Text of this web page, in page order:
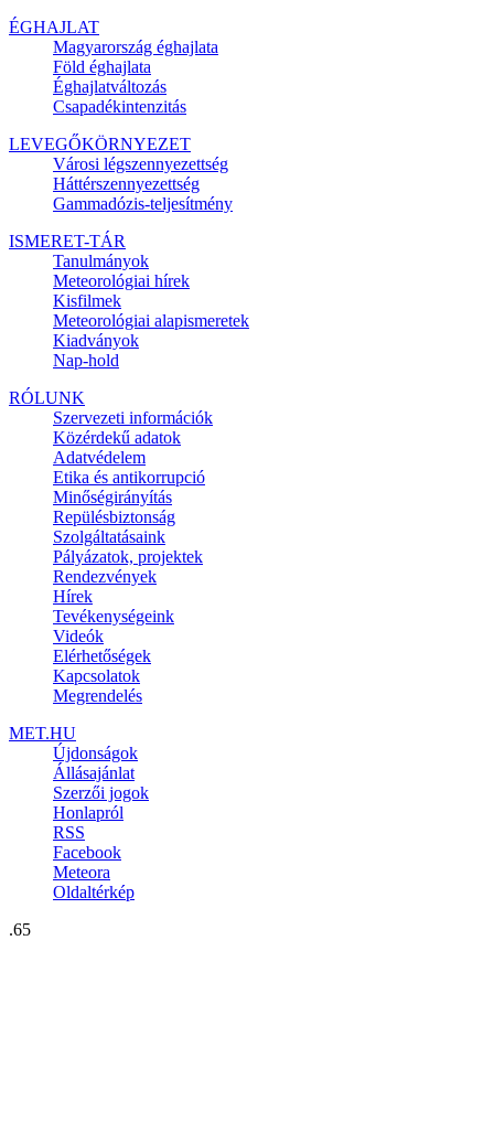
ÉGHAJLAT
Magyarország éghajlata
Föld éghajlata
Éghajlatváltozás
Csapadékintenzitás
LEVEGŐKÖRNYEZET
Városi légszennyezettség
Háttérszennyezettség
Gammadózis-teljesítmény
ISMERET-TÁR
Tanulmányok
Meteorológiai hírek
Kisfilmek
Meteorológiai alapismeretek
Kiadványok
Nap-hold
RÓLUNK
Szervezeti információk
Közérdekű adatok
Adatvédelem
Etika és antikorrupció
Minőségirányítás
Repülésbiztonság
Szolgáltatásaink
Pályázatok, projektek
Rendezvények
Hírek
Tevékenységeink
Videók
Elérhetőségek
Kapcsolatok
Megrendelés
MET.HU
Újdonságok
Állásajánlat
Szerzői jogok
Honlapról
RSS
Facebook
Meteora
Oldaltérkép
.65